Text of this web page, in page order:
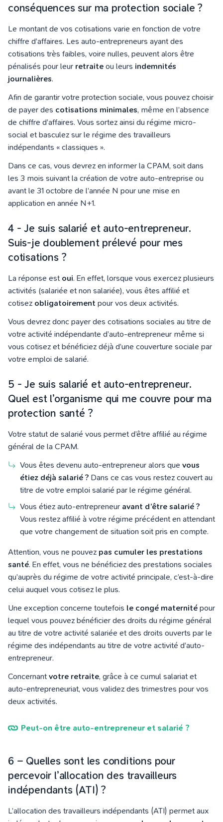
conséquences sur ma protection sociale ?
Le montant de vos cotisations varie en fonction de votre
chiffre d’affaires. Les auto-entrepreneurs ayant des
cotisations très faibles, voire nulles, peuvent alors être
pénalisés pour leur retraite ou leurs indemnités
journalières.
Afin de garantir votre protection sociale, vous pouvez choisir
de payer des cotisations minimales, même en l’absence
de chiffre d’affaires. Vous sortez ainsi du régime micro-
social et basculez sur le régime des travailleurs
indépendants « classiques ».
Dans ce cas, vous devrez en informer la CPAM, soit dans
les 3 mois suivant la création de votre auto-entreprise ou
avant le 31 octobre de l’année N pour une mise en
application en année N+1.
4 - Je suis salarié et auto-entrepreneur.
Suis-je doublement prélevé pour mes
cotisations ?
La réponse est oui. En effet, lorsque vous exercez plusieurs
activités (salariée et non salariée), vous êtes affilié et
cotisez obligatoirement pour vos deux activités.
Vous devrez donc payer des cotisations sociales au titre de
votre activité indépendante d’auto-entrepreneur même si
vous cotisez et bénéficiez déjà d’une couverture sociale par
votre emploi de salarié.
5 - Je suis salarié et auto-entrepreneur.
Quel est l’organisme qui me couvre pour ma
protection santé ?
Votre statut de salarié vous permet d’être affilié au régime
général de la CPAM.
Vous êtes devenu auto-entrepreneur alors que vous
étiez déjà salarié ? Dans ce cas vous restez couvert au
titre de votre emploi salarié par le régime général.
Vous étiez auto-entrepreneur avant d’être salarié ?
Vous restez affilié à votre régime précédent en attendant
que votre changement de situation soit pris en compte.
Attention, vous ne pouvez pas cumuler les prestations
santé. En effet, vous ne bénéficiez des prestations sociales
qu’auprès du régime de votre activité principale, c’est-à-dire
celui auquel vous cotisez le plus.
Une exception concerne toutefois le congé maternité pour
lequel vous pouvez bénéficier des droits du régime général
au titre de votre activité salariée et des droits ouverts par le
régime des indépendants au titre de votre activité d’auto-
entrepreneur.
Concernant votre retraite, grâce à ce cumul salariat et
auto-entrepreneuriat, vous validez des trimestres pour vos
deux activités.
Peut-on être auto-entrepreneur et salarié ?
6 – Quelles sont les conditions pour
percevoir l’allocation des travailleurs
indépendants (ATI) ?
L’allocation des travailleurs indépendants (ATI) permet aux